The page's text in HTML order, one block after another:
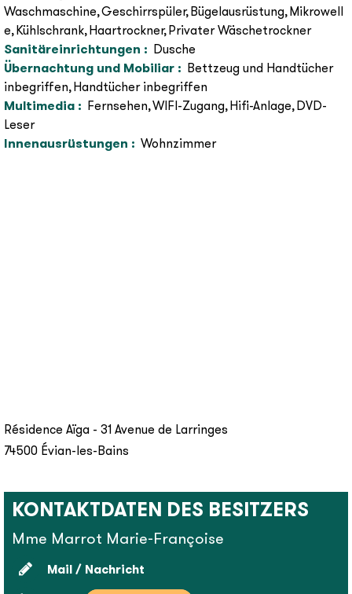
Waschmaschine Geschirrspüler Bügelausrüstung Mikrowell
e Kühlschrank Haartrockner Privater Wäschetrockner
Sanitäreinrichtungen : Dusche
Übernachtung und Mobiliar : Bettzeug und Handtücher
inbegriffen Handtücher inbegriffen
Multimedia : Fernsehen WIFI-Zugang Hifi-Anlage DVD-
Leser
Innenausrüstungen : Wohnzimmer
Résidence Aïga - 31 Avenue de Larringes
74500 Évian-les-Bains
KONTAKTDATEN DES BESITZERS
Mme Marrot Marie-Françoise
Mail / Nachricht